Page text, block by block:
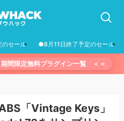
セール ●8月11日終了予定のセール
間限定無料プラグイン一覧 ＜＜
「Vintage Keys」